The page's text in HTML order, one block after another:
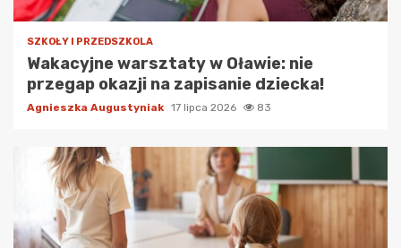
SZKOŁY I PRZEDSZKOLA
Wakacyjne warsztaty w Oławie: nie
przegap okazji na zapisanie dziecka!
Agnieszka Augustyniak 17 lipca 2026 83